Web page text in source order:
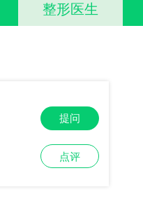
整形医生
提问
点评